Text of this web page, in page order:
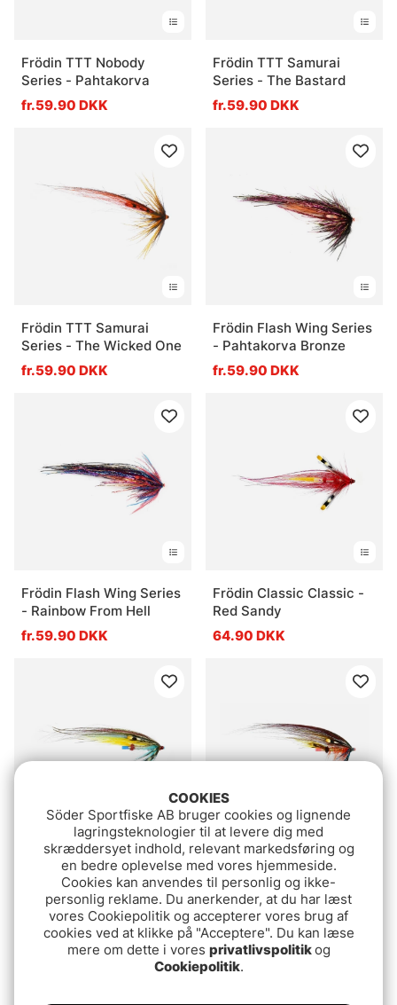
Frödin TTT Nobody
Series - Pahtakorva
fr.59.90 DKK
Frödin TTT Samurai
Series - The Bastard
fr.59.90 DKK
Frödin TTT Samurai
Series - The Wicked One
fr.59.90 DKK
Frödin Flash Wing Series
- Pahtakorva Bronze
fr.59.90 DKK
Frödin Flash Wing Series
- Rainbow From Hell
fr.59.90 DKK
Frödin Classic Classic -
Red Sandy
64.90 DKK
Frödin Classic Classic -
Silver Doctor
64.90 DKK
Frödin Classic Classic -
The Dunkeld
64.90 DKK
COOKIES
Söder Sportfiske AB bruger cookies og lignende
lagringsteknologier til at levere dig med
skræddersyet indhold, relevant markedsføring og
en bedre oplevelse med vores hjemmeside.
Cookies kan anvendes til personlig og ikke-
personlig reklame. Du anerkender, at du har læst
vores Cookiepolitik og accepterer vores brug af
cookies ved at klikke på "Acceptere". Du kan læse
mere om dette i vores privatlivspolitikog
Cookiepolitik.